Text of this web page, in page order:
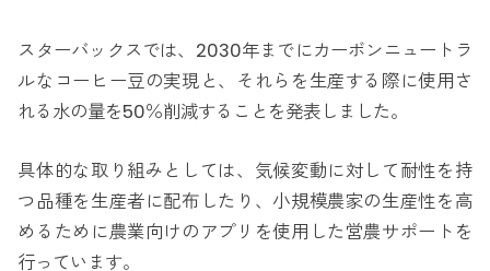
スターバックスでは、2030年までにカーボンニュートラ
ルなコーヒー豆の実現と、それらを生産する際に使用さ
れる水の量を50％削減することを発表しました。
具体的な取り組みとしては、気候変動に対して耐性を持
つ品種を生産者に配布したり、小規模農家の生産性を高
めるために農業向けのアプリを使用した営農サポートを
行っています。